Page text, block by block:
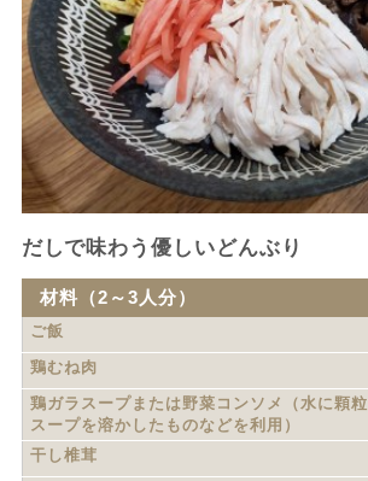
だしで味わう優しいどんぶり
材料（2～3人分）
ご飯
鶏むね肉
鶏ガラスープまたは野菜コンソメ（水に顆粒
スープを溶かしたものなどを利用）
干し椎茸